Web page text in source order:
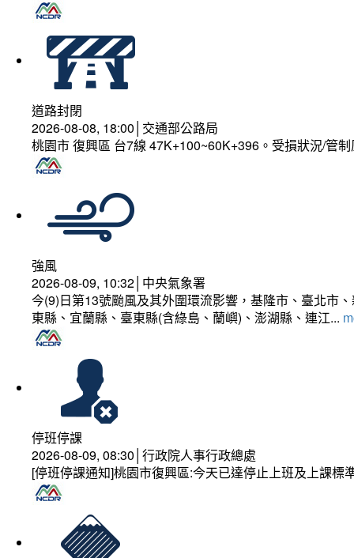
道路封閉
2026-08-08, 18:00│交通部公路局
桃園市 復興區 台7線 47K+100~60K+396。受損狀況/管
強風
2026-08-09, 10:32│中央氣象署
今(9)日第13號颱風及其外圍環流影響，基隆市、臺北市
東縣、宜蘭縣、臺東縣(含綠島、蘭嶼)、澎湖縣、連江...
停班停課
2026-08-09, 08:30│行政院人事行政總處
[停班停課通知]桃園市復興區:今天已達停止上班及上課